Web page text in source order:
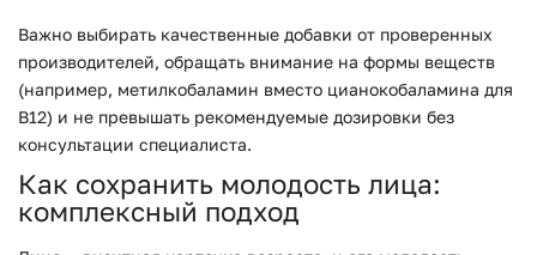
Важно выбирать качественные добавки от проверенных
производителей, обращать внимание на формы веществ
(например, метилкобаламин вместо цианокобаламина для
B12) и не превышать рекомендуемые дозировки без
консультации специалиста.
Как сохранить молодость лица:
комплексный подход